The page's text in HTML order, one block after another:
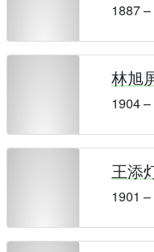
1887
林旭
1904
王添
1901